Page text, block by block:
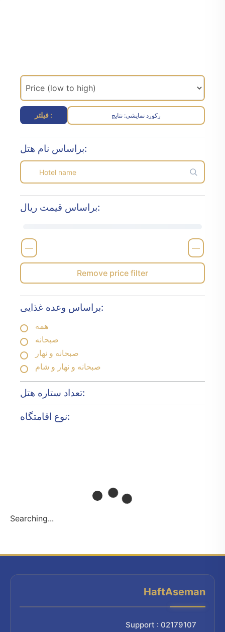
فیلتر : نتایج :رکورد نمایشی
براساس نام هتل:
براساس قیمت ریال:
—
—
Remove price filter
براساس وعده غذایی:
همه
صبحانه
صبحانه و نهار
صبحانه و نهار و شام
تعداد ستاره هتل:
نوع اقامتگاه:
Searching...
HaftAseman
Support : 02179107